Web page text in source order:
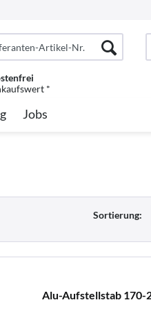
*
Jobs
Sortierung:
Alu-Aufstellstab 170-